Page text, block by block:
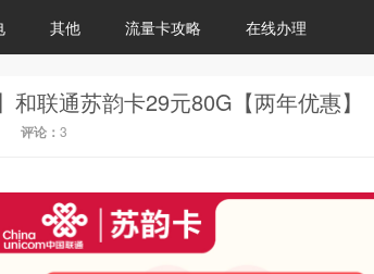
其他 流量卡攻略 在线办理
评论： 3